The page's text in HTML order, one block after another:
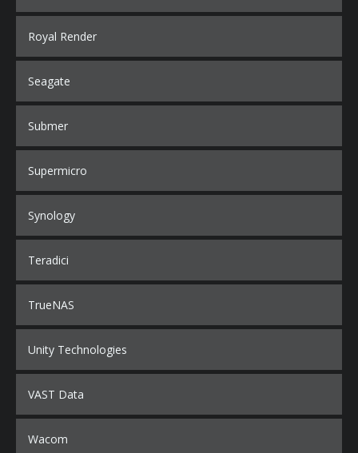
Royal Render
Seagate
Submer
Supermicro
Synology
Teradici
TrueNAS
Unity Technologies
VAST Data
Wacom